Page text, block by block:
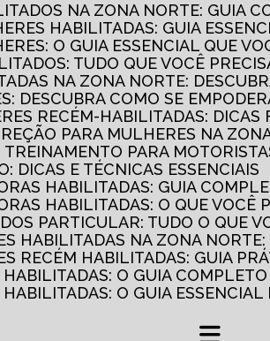
NA ZONA NORTE: GUIA
HABILITADAS: GUIA
O GUIA ESSENCIAL QUE
TUDO QUE VOCÊ
NA ZONA NORTE:
DESCUBRA COMO SE
RECÉM-HABILITADAS:
PARA MULHERES NA
TREINAMENTO PARA
DICAS E TÉCNICAS ESSENCIAIS
HABILITADAS: GUIA
HABILITADAS: O QUE VOCÊ
PARTICULAR: TUDO O QUE
HABILITADAS NA ZONA
RECÉM HABILITADAS: GUIA
HABILITADAS: O GUIA
HABILITADAS: O GUIA ESSENCIAL